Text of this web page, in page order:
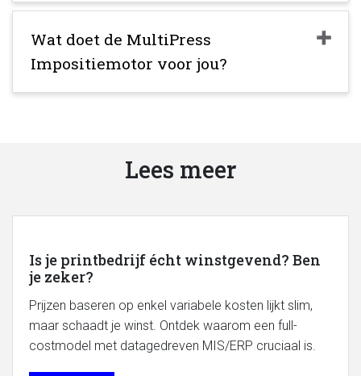
Wat doet de MultiPress
Impositiemotor voor jou?
Lees meer
Is je printbedrijf écht winstgevend? Ben
je zeker?
Prijzen baseren op enkel variabele kosten lijkt slim,
maar schaadt je winst. Ontdek waarom een full-
costmodel met datagedreven MIS/ERP cruciaal is.